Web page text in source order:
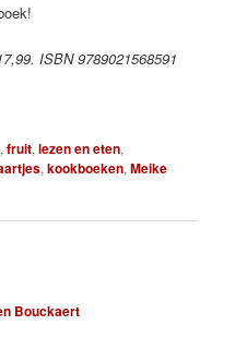
ISBN 9789021568591
,fruit,lezen en eten,
,kookboeken,Meike
Bouckaert